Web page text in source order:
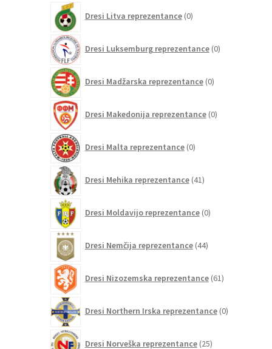
Dresi Litva reprezentance 0izdelkov
Dresi Luksemburg reprezentance 0izdelkov
Dresi Madžarska reprezentance 0izdelkov
Dresi Makedonija reprezentance 0izdelkov
Dresi Malta reprezentance 0izdelkov
Dresi Mehika reprezentance 41izdelkov
Dresi Moldavijo reprezentance 0izdelkov
Dresi Nemčija reprezentance 44izdelkov
Dresi Nizozemska reprezentance 61izdelkov
Dresi Northern Irska reprezentance 0izdelkov
Dresi Norveška reprezentance 25